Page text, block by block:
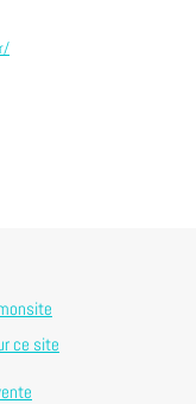
ce site